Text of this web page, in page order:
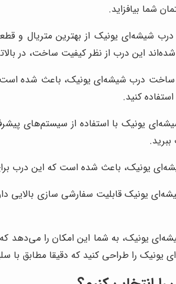
شما بیافزاید.
شیشه‌ای یونیک از بهترین متریال و
این درب از نظر کیفیت ساخت، در
ساخت درب شیشه‌ای یونیک، باعث شده
کنید.
یونیک با استفاده از سیستم‌های
یونیک، باعث شده است که این درب
یونیک قابلیت سفارشی سازی بالایی
یونیک، به شما این امکان را می‌دهد
را طراحی کنید که دقیقا مطابق با